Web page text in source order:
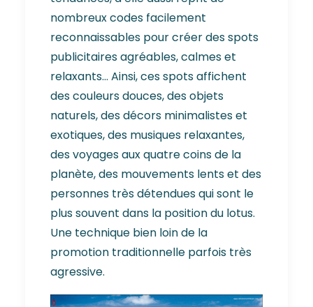
nombreux codes facilement
reconnaissables pour créer des spots
publicitaires agréables, calmes et
relaxants… Ainsi, ces spots affichent
des couleurs douces, des objets
naturels, des décors minimalistes et
exotiques, des musiques relaxantes,
des voyages aux quatre coins de la
planète, des mouvements lents et des
personnes très détendues qui sont le
plus souvent dans la position du lotus.
Une technique bien loin de la
promotion traditionnelle parfois très
agressive.